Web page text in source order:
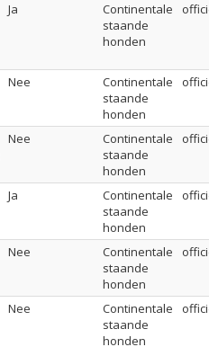
Ja
Continentale
staande
honden
Nee
Continentale
staande
honden
Nee
Continentale
staande
honden
Ja
Continentale
staande
honden
Nee
Continentale
staande
honden
Nee
Continentale
staande
honden